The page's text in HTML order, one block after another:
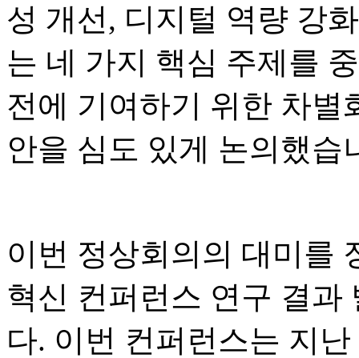
성 개선, 디지털 역량 강
는 네 가지 핵심 주제를
전에 기여하기 위한 차별
안을 심도 있게 논의했습
이번 정상회의의 대미를
혁신 컨퍼런스 연구 결과
다. 이번 컨퍼런스는 지